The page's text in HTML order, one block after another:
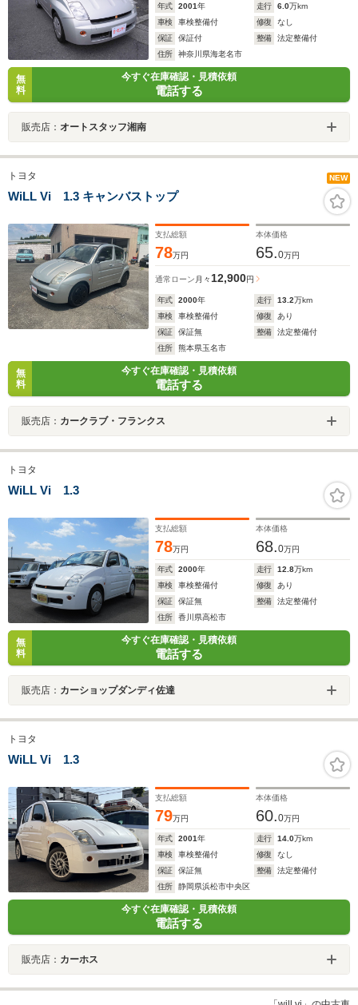
年式 2001年 走行 6.0万km
車検
車検整備付 修復
なし
保証
保証付 整備
法定整備付
住所
神奈川県海老名市
無
料
今すぐ在庫確認・見積依頼
電話する
販売店： オートスタッフ湘南
トヨタ NEW
WiLL Vi 1.3 キャンバストップ
支払総額
78万円
本体価格
65.0万円
通常ローン 月々 12,900円
年式 2000年 走行 13.2万km
車検
車検整備付 修復
あり
保証
保証無 整備
法定整備付
住所
熊本県玉名市
無
料
今すぐ在庫確認・見積依頼
電話する
販売店： カークラブ・フランクス
トヨタ
WiLL Vi 1.3
支払総額
78万円
本体価格
68.0万円
年式 2000年 走行 12.8万km
車検
車検整備付 修復
あり
保証
保証無 整備
法定整備付
住所
香川県高松市
無
料
今すぐ在庫確認・見積依頼
電話する
販売店： カーショップダンディ佐達
トヨタ
WiLL Vi 1.3
支払総額
79万円
本体価格
60.0万円
年式 2001年 走行 14.0万km
車検
車検整備付 修復
なし
保証
保証無 整備
法定整備付
住所
静岡県浜松市中央区
今すぐ在庫確認・見積依頼
電話する
販売店： カーホス